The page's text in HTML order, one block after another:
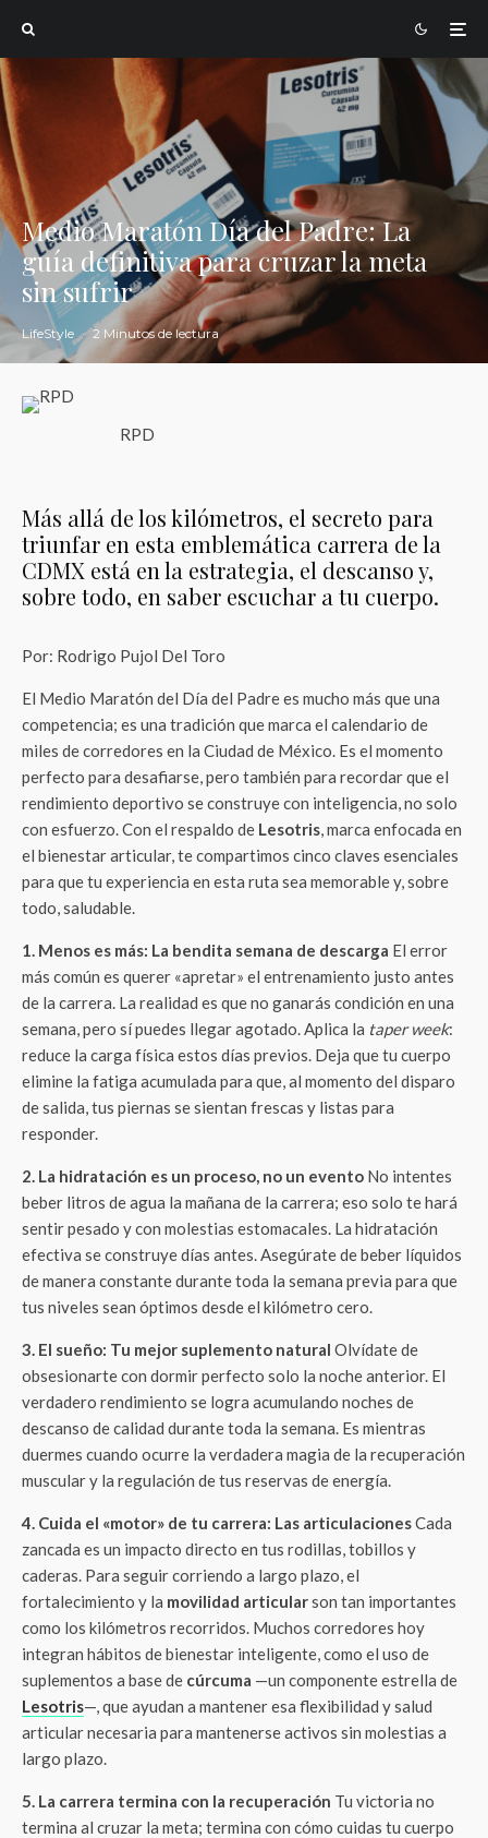
Medio Maratón Día del Padre: La
guía definitiva para cruzar la meta
sin sufrir
LifeStyle · 2 Minutos de lectura
RPD
Más allá de los kilómetros, el secreto para
triunfar en esta emblemática carrera de la
CDMX está en la estrategia, el descanso y,
sobre todo, en saber escuchar a tu cuerpo.
Por: Rodrigo Pujol Del Toro
El Medio Maratón del Día del Padre es mucho más que una
competencia; es una tradición que marca el calendario de
miles de corredores en la Ciudad de México. Es el momento
perfecto para desafiarse, pero también para recordar que el
rendimiento deportivo se construye con inteligencia, no solo
con esfuerzo. Con el respaldo de Lesotris, marca enfocada en
el bienestar articular, te compartimos cinco claves esenciales
para que tu experiencia en esta ruta sea memorable y, sobre
todo, saludable.
1. Menos es más: La bendita semana de descarga El error
más común es querer «apretar» el entrenamiento justo antes
de la carrera. La realidad es que no ganarás condición en una
semana, pero sí puedes llegar agotado. Aplica la taper week:
reduce la carga física estos días previos. Deja que tu cuerpo
elimine la fatiga acumulada para que, al momento del disparo
de salida, tus piernas se sientan frescas y listas para
responder.
2. La hidratación es un proceso, no un evento No intentes
beber litros de agua la mañana de la carrera; eso solo te hará
sentir pesado y con molestias estomacales. La hidratación
efectiva se construye días antes. Asegúrate de beber líquidos
de manera constante durante toda la semana previa para que
tus niveles sean óptimos desde el kilómetro cero.
3. El sueño: Tu mejor suplemento natural Olvídate de
obsesionarte con dormir perfecto solo la noche anterior. El
verdadero rendimiento se logra acumulando noches de
descanso de calidad durante toda la semana. Es mientras
duermes cuando ocurre la verdadera magia de la recuperación
muscular y la regulación de tus reservas de energía.
4. Cuida el «motor» de tu carrera: Las articulacionesCada
zancada es un impacto directo en tus rodillas, tobillos y
caderas. Para seguir corriendo a largo plazo, el
fortalecimiento y la movilidad articularson tan importantes
como los kilómetros recorridos. Muchos corredores hoy
integran hábitos de bienestar inteligente, como el uso de
suplementos a base de cúrcuma —un componente estrella de
Lesotris—, que ayudan a mantener esa flexibilidad y salud
articular necesaria para mantenerse activos sin molestias a
largo plazo.
5. La carrera termina con la recuperación Tu victoria no
termina al cruzar la meta; termina con cómo cuidas tu cuerpo